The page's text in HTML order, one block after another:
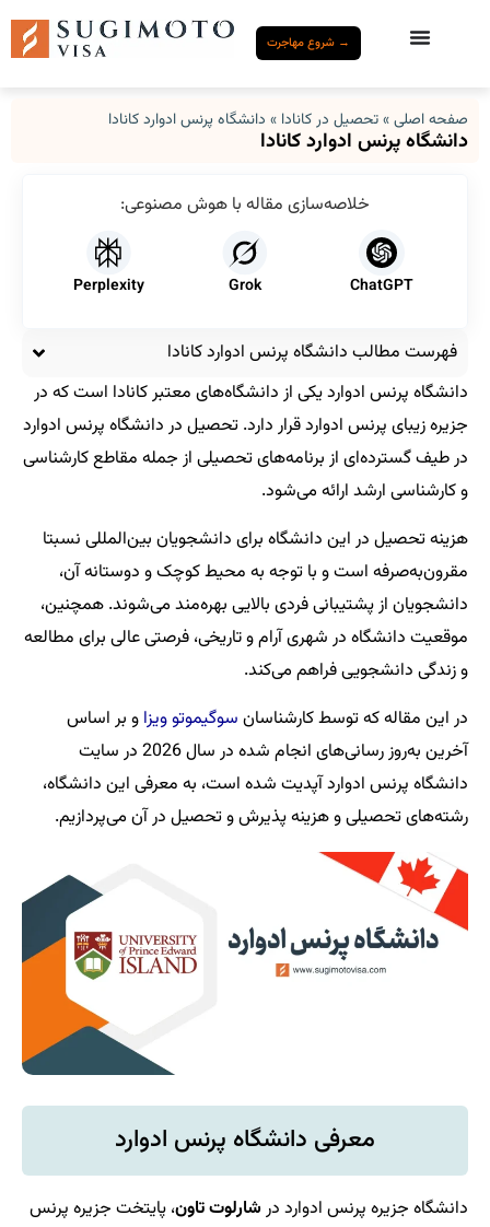
→ شروع مهاجرت
صفحه اصلی»تحصیل در کانادا » دانشگاه پرنس ادوارد کانادا
دانشگاه پرنس ادوارد کانادا
خلاصه‌سازی مقاله با هوش مصنوعی:
ChatGPT
Grok
Perplexity
فهرست مطالب دانشگاه پرنس ادوارد کانادا
دانشگاه پرنس ادوارد یکی از دانشگاه‌های معتبر کانادا است که در
جزیره زیبای پرنس ادوارد قرار دارد. تحصیل در دانشگاه پرنس ادوارد
در طیف گسترده‌ای از برنامه‌های تحصیلی از جمله مقاطع کارشناسی
و کارشناسی ارشد ارائه می‌شود.
هزینه تحصیل در این دانشگاه برای دانشجویان بین‌المللی نسبتا
مقرون‌به‌صرفه است و با توجه به محیط کوچک و دوستانه آن،
دانشجویان از پشتیبانی فردی بالایی بهره‌مند می‌شوند. همچنین،
موقعیت دانشگاه در شهری آرام و تاریخی، فرصتی عالی برای مطالعه
و زندگی دانشجویی فراهم می‌کند.
در این مقاله که توسط کارشناسان سوگیموتو ویزا و بر اساس
آخرین به‌روز رسانی‌های انجام شده در سال 2026 در سایت
دانشگاه پرنس ادوارد آپدیت شده است، به معرفی این دانشگاه،
رشته‌های تحصیلی و هزینه پذیرش و تحصیل در آن می‌پردازیم.
معرفی دانشگاه پرنس ادوارد
دانشگاه جزیره پرنس ادوارد در شارلوت تاون، پایتخت جزیره پرنس